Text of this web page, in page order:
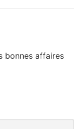
bonnes affaires